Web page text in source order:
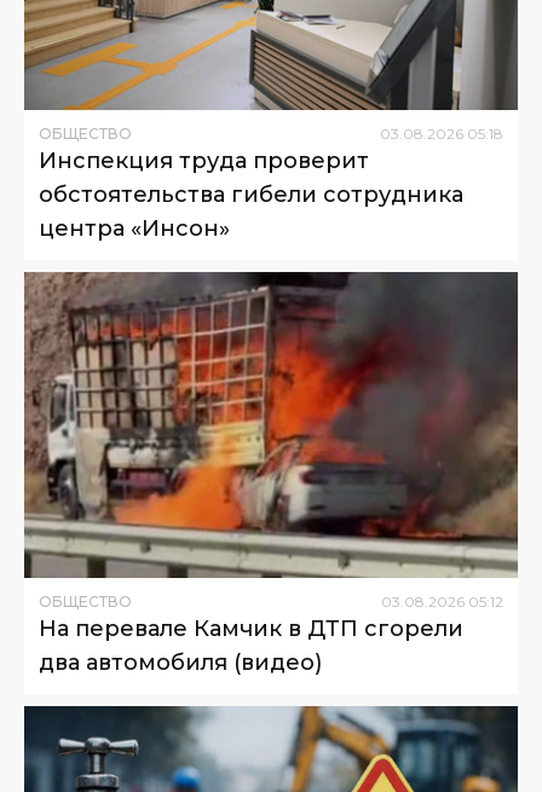
ОБЩЕСТВО 03 08 2026 05:18
Инспекция труда проверит
обстоятельства гибели сотрудника
центра «Инсон»
ОБЩЕСТВО 03 08 2026 05:12
На перевале Камчик в ДТП сгорели
два автомобиля (видео)